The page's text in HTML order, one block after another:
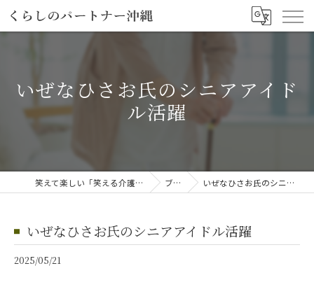
いぜなひさお氏のシニアアイド
ル活躍
笑えて楽しい「笑える介護予防体操教室」 ブログ いぜなひさお氏のシニアアイドル活躍
いぜなひさお氏のシニアアイドル活躍
2025/05/21